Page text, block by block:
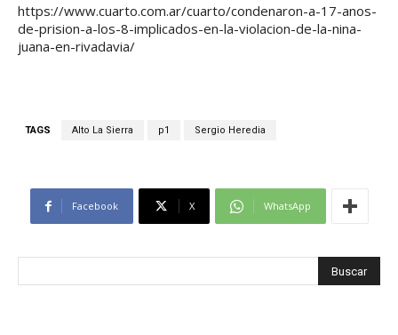
https://www.cuarto.com.ar/cuarto/condenaron-a-17-anos-
de-prision-a-los-8-implicados-en-la-violacion-de-la-nina-
juana-en-rivadavia/
TAGS Alto La Sierra p1 Sergio Heredia
Facebook X WhatsApp